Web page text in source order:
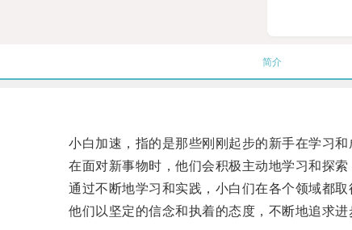
简介
小白加速，指的是那些刚刚起步的新手在学习和
在面对新事物时，他们会积极主动地学习和探索
通过不断地学习和实践，小白们在各个领域都取
他们以坚定的信念和执着的态度，不断地追求进